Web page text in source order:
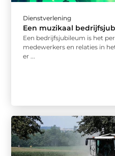
Dienstverlening
Een muzikaal
Een bedrijfsjubileum is het
medewerkers en relaties in
er ...